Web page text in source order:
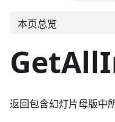
本页总览
返回包含幻灯片母版中